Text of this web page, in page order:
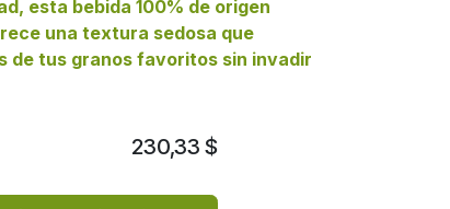
esta bebida 100% de origen
una textura sedosa que
de tus granos favoritos sin invadir
230,33 $